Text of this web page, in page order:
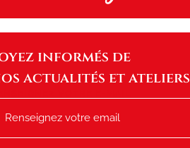
informés de
actualités et ateliers